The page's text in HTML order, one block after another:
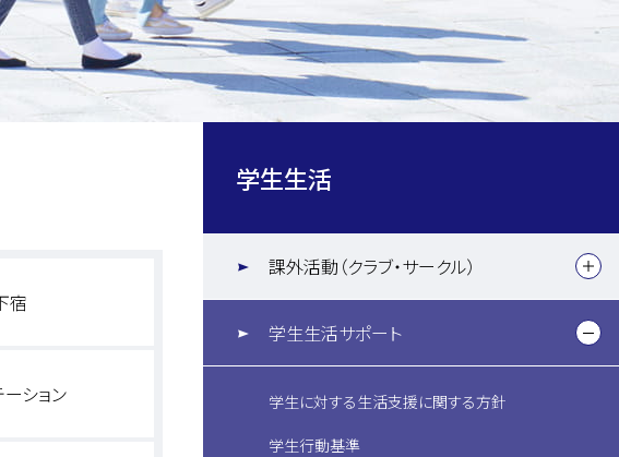
宿
ション
学生生活
課外活動（クラブ・サークル）
学生生活サポート
学生に対する生活支援に関する方針
学生行動基準